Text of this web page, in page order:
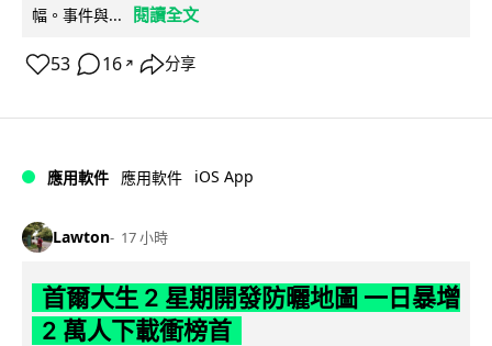
幅。事件與...
閱讀全文
53 16 ↗ 分享
應用軟件 應用軟件 iOS App
Lawton 17 小時
首爾大生 2 星期開發防曬地圖 一日暴增
2 萬人下載衝榜首